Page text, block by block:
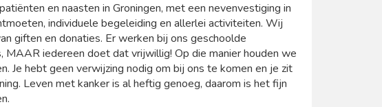
en naasten in Groningen, met een nevenvestiging in
individuele begeleiding en allerlei activiteiten. Wij
giften en donaties. Er werken bij ons geschoolde
MAAR iedereen doet dat vrijwillig! Op die manier houden we
Je hebt geen verwijzing nodig om bij ons te komen en je zit
Leven met kanker is al heftig genoeg, daarom is het fijn